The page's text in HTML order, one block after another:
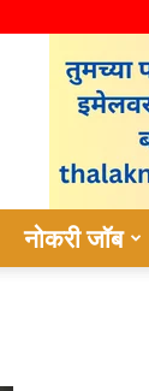
नोकरी जॉब